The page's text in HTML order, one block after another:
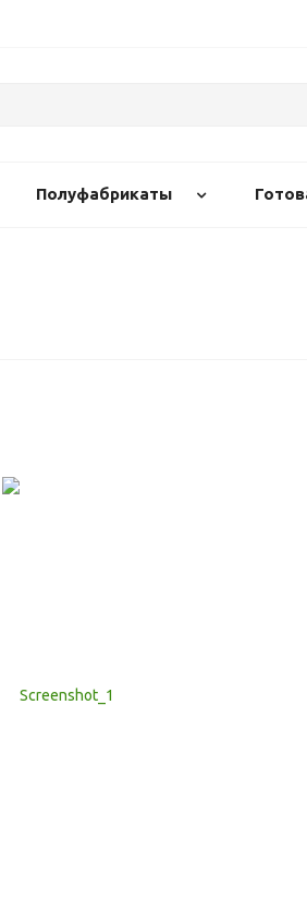
Полуфабрикаты